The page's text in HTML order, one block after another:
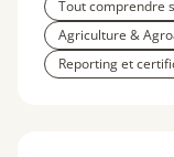
règles du jeu
emballages sur
Tout comprendre
Agriculture &
Reporting et